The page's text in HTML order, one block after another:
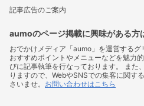
記事広告のご案内
aumoのページ掲載に興味がある方
おでかけメディア「aumo」を運営する
おすすめポイントやメニューなどを魅力
びに記事執筆を行なっております。 また
りますので、WebやSNSでの集客に関す
さいませ。 お問い合わせはこちら